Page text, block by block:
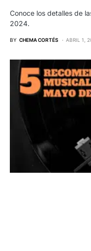
Conoce los detalles de
2024.
BY CHEMA CORTÉS ABRIL 1,